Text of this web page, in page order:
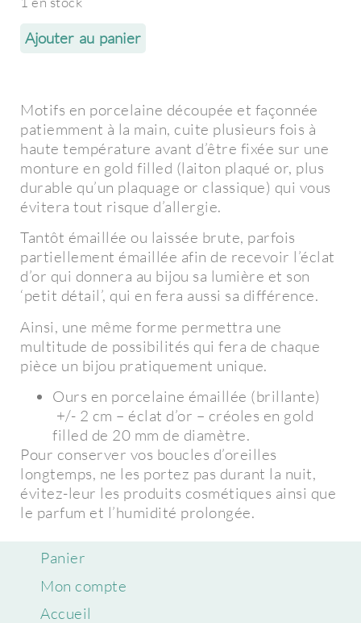
Ajouter au panier
Motifs en porcelaine découpée et façonnée
patiemment à la main, cuite plusieurs fois à
haute température avant d’être fixée sur une
monture en gold filled (laiton plaqué or, plus
durable qu’un plaquage or classique) qui vous
évitera tout risque d’allergie.
Tantôt émaillée ou laissée brute, parfois
partiellement émaillée afin de recevoir l’éclat
d’or qui donnera au bijou sa lumière et son
‘petit détail’, qui en fera aussi sa différence.
Ainsi, une même forme permettra une
multitude de possibilités qui fera de chaque
pièce un bijou pratiquement unique.
Ours en porcelaine émaillée (brillante)
+/- 2 cm – éclat d’or – créoles en gold
filled de 20 mm de diamètre.
Pour conserver vos boucles d’oreilles
longtemps, ne les portez pas durant la nuit,
évitez-leur les produits cosmétiques ainsi que
le parfum et l’humidité prolongée.
Panier
Mon compte
Accueil